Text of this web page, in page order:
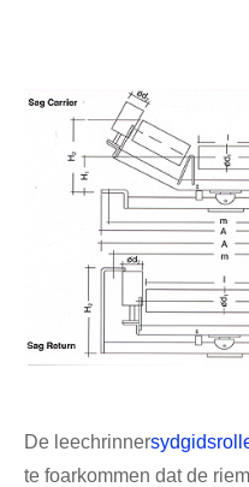
De leechrinner
te foarkommen dat de